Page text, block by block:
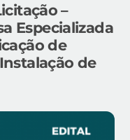
–
Especializada
de
de